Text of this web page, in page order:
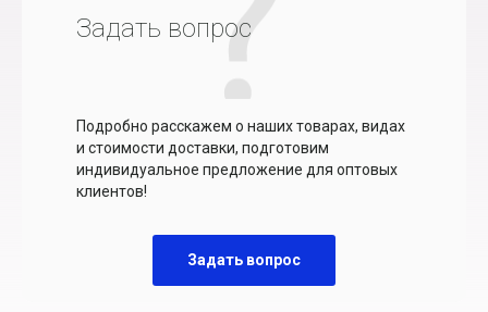
Задать вопрос
Подробно расскажем о наших товарах, видах
и стоимости доставки, подготовим
индивидуальное предложение для оптовых
клиентов!
Задать вопрос